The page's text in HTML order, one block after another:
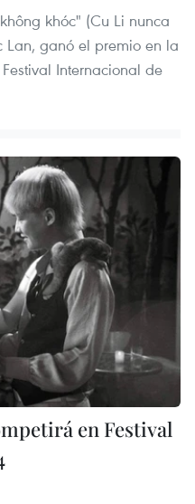
khóc" (Cu Li nunca
Lan, ganó el premio en la
Internacional de
en Festival